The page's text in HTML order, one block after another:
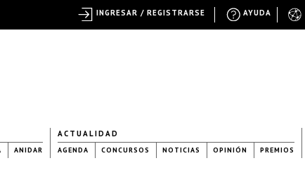
ANIDAR
ACTUALIDAD
AGENDA CONCURSOS NOTICIAS OPINIÓN PREMIOS
AYUDA
INGRESAR / REGISTRARSE